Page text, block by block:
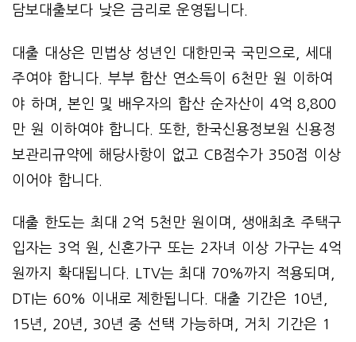
담보대출보다 낮은 금리로 운영됩니다.
대출 대상은 민법상 성년인 대한민국 국민으로, 세대
주여야 합니다. 부부 합산 연소득이 6천만 원 이하여
야 하며, 본인 및 배우자의 합산 순자산이 4억 8,800
만 원 이하여야 합니다. 또한, 한국신용정보원 신용정
보관리규약에 해당사항이 없고 CB점수가 350점 이상
이어야 합니다.
대출 한도는 최대 2억 5천만 원이며, 생애최초 주택구
입자는 3억 원, 신혼가구 또는 2자녀 이상 가구는 4억
원까지 확대됩니다. LTV는 최대 70%까지 적용되며,
DTI는 60% 이내로 제한됩니다. 대출 기간은 10년,
15년, 20년, 30년 중 선택 가능하며, 거치 기간은 1